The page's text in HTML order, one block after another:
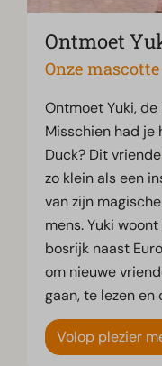
Ontmoet
Onze mascotte
Ontmoet Yuki,
Misschien had je
Duck? Dit
zo klein als een
van zijn
mens. Yuki
bosrijk naast
om nieuwe
gaan, te lezen
Volop plezier